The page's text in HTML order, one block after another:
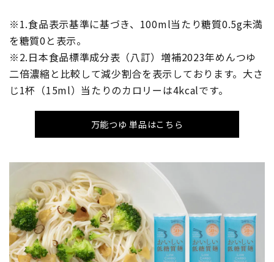
※1.食品表示基準に基づき、100ml当たり糖質0.5g未満
を糖質0と表示。
※2.日本食品標準成分表（八訂）増補2023年めんつゆ
二倍濃縮と比較して減少割合を表示しております。大さ
じ1杯（15ml）当たりのカロリーは4kcalです。
万能つゆ 単品はこちら